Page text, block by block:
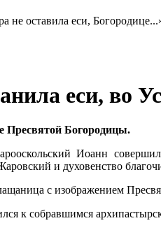
еси, во
Пресвятой Богородицы.
Иоанн
и духовенство
с изображением
к собравшимся